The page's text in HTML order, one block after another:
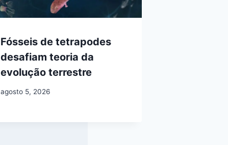
Fósseis de tetrapodes
desafiam teoria da
evolução terrestre
agosto 5, 2026